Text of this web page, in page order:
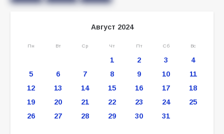
Август 2024
Пн Вт Ср Чт Пт Сб Вс
1 2 3
4
5
6 7 8 9 10
11
12
13 14 15 16 17
18
19
20 21 22 23 24
25
26
27 28 29 30 31